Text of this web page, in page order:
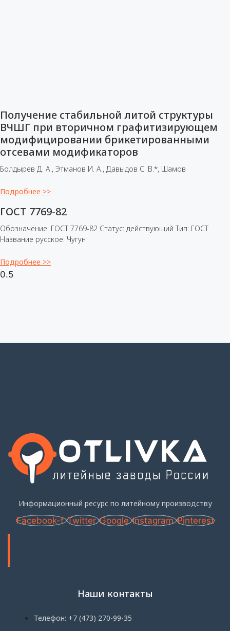
Получение стабильной литой структуры
ВЧШГ при вторичном графитизирующем
модифицировании брикетированными
отсевами модификаторов
Болдырев Д. А., Этманов И. А., Давыдов С. В.*, Шамов
Подробнее >>
ГОСТ 7769-82
Обозначение: ГОСТ 7769-82 Статус: действующий Тип: ГОСТ
Название русское: Чугун
Подробнее >>
Информационный ресурс по литейному производству
Facebook-f Twitter Google Instagram Pinterest
Наши контакты
Телефон: +7 (473) 270-99-35